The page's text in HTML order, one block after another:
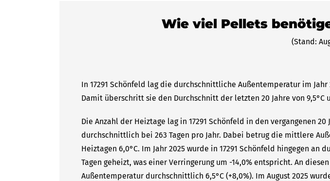
Wie viel Pellets
(Stand:
In 17291 Schönfeld lag die durchschnittliche Außentemperatur im Jahr
Damit überschritt sie den Durchschnitt der letzten 20 Jahre von 9,5°C
Die Anzahl der Heiztage lag in 17291 Schönfeld in den vergangenen 20
durchschnittlich bei 263 Tagen pro Jahr. Dabei betrug die mittlere
Heiztagen 6,0°C. Im Jahr 2025 wurde in 17291 Schönfeld hingegen an
Tagen geheizt, was einer Verringerung um -14,0% entspricht. An
Außentemperatur durchschnittlich 6,5°C (+8,0%). Im August 2025